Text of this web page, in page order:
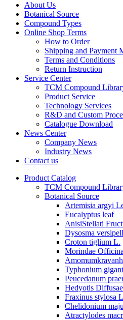
About Us
Botanical Source
Compound Types
Online Shop Terms
How to Order
Shipping and Payment
Terms and Conditions
Return Instruction
Service Center
TCM Compound
Product Service
Technology Services
R&D and Custom
Catalogue Download
News Center
Company News
Industry News
Contact us
Product Catalog
TCM Compound
Botanical Source
Artemisia argyi
Eucalyptus leaf
AnisiStellati
Dysosma
Croton tiglium L.
Morindae
Typhonium
Peucedanum
Hedyotis
Fraxinus stylosa
Chelidonium
Atractylodes